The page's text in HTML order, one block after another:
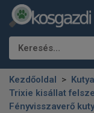
Keresés…
Kezdőoldal
Kutya
Trixie kisállat
Fényvisszaverő